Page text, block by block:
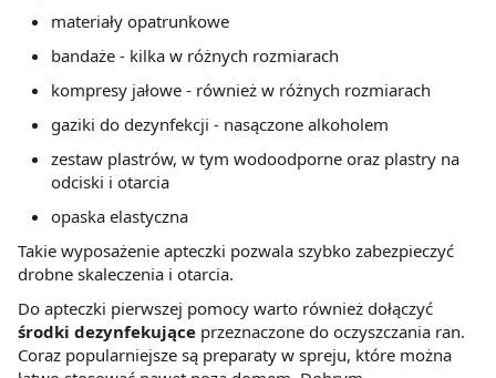
materiały opatrunkowe
bandaże - kilka w różnych rozmiarach
kompresy jałowe - również w różnych rozmiarach
gaziki do dezynfekcji - nasączone alkoholem
zestaw plastrów, w tym wodoodporne oraz plastry na
odciski i otarcia
opaska elastyczna
Takie wyposażenie apteczki pozwala szybko zabezpieczyć
drobne skaleczenia i otarcia.
Do apteczki pierwszej pomocy warto również dołączyć
środki dezynfekujące przeznaczone do oczyszczania ran.
Coraz popularniejsze są preparaty w spreju, które można